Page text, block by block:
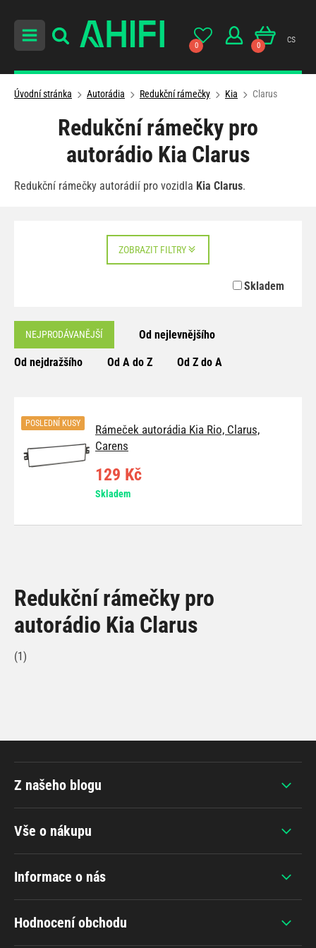
0 0
cs
Úvodní stránka Autorádia Redukční rámečky Kia Clarus
Redukční rámečky pro
autorádio Kia Clarus
Redukční rámečky autorádií pro vozidla Kia Clarus.
ZOBRAZIT FILTRY
Skladem
NEJPRODÁVANĚJŠÍ Od nejlevnějšího
Od nejdražšího Od A do Z Od Z do A
Rámeček autorádia Kia Rio, Clarus,
Carens
POSLEDNÍ KUSY
129 Kč
Skladem
Redukční rámečky pro
autorádio Kia Clarus
(1)
Vše o nákupu
Informace o nás
Hodnocení obchodu
Z našeho blogu